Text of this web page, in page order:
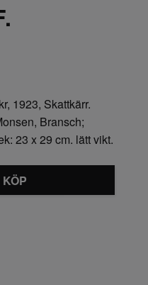
1923, Skattkärr.
Bransch;
23 x 29 cm. lätt vikt.
KÖP